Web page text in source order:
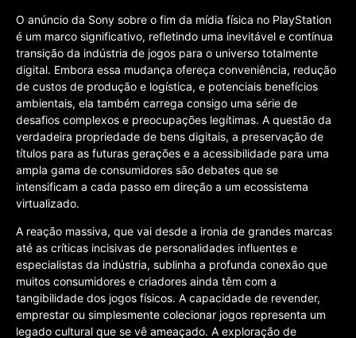
O anúncio da Sony sobre o fim da mídia física no PlayStation
é um marco significativo, refletindo uma inevitável e contínua
transição da indústria de jogos para o universo totalmente
digital. Embora essa mudança ofereça conveniência, redução
de custos de produção e logística, e potenciais benefícios
ambientais, ela também carrega consigo uma série de
desafios complexos e preocupações legítimas. A questão da
verdadeira propriedade de bens digitais, a preservação de
títulos para as futuras gerações e a acessibilidade para uma
ampla gama de consumidores são debates que se
intensificam a cada passo em direção a um ecossistema
virtualizado.
A reação massiva, que vai desde a ironia de grandes marcas
até as críticas incisivas de personalidades influentes e
especialistas da indústria, sublinha a profunda conexão que
muitos consumidores e criadores ainda têm com a
tangibilidade dos jogos físicos. A capacidade de revender,
emprestar ou simplesmente colecionar jogos representa um
legado cultural que se vê ameaçado. A exploração de